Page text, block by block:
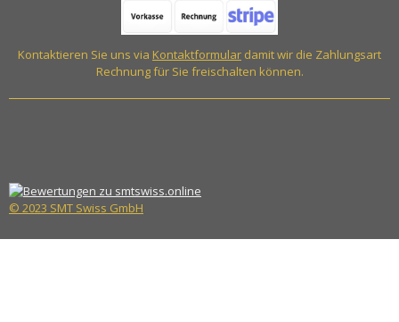
Kontaktieren Sie uns via Kontaktformular damit wir die Zahlungsart
Rechnung für Sie freischalten können.
© 2023 SMT Swiss GmbH